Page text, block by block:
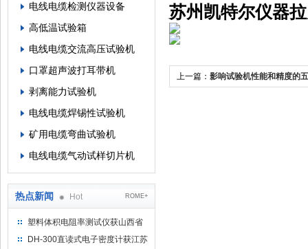
电线电缆检测仪器设备
高低温试验箱
电线电缆交流高压试验机
口罩超声波打耳带机
剥离能力试验机
电线电缆焊锡性试验机
矿用电缆弯曲试验机
电线电缆气动试样切片机
热点新闻 Hot ROME+
塑料体积电阻率测试仪获山西省
水利机械厂选用
DH-300直读式电子密度计获江苏
苏州凯特尔仪器
上一篇： 影响试验机性能和精度的